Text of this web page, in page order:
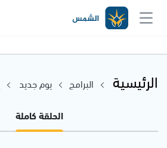
الرئيسية البرامج يوم جديد
الحلقة كاملة